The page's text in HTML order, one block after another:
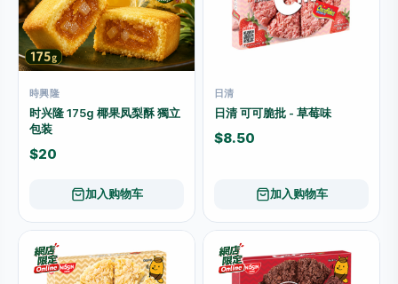
時興隆
时兴隆 175g 椰果凤梨酥 獨立
包装
$20
加入购物车
日清
日清 可可脆批 - 草莓味
$8.50
加入购物车